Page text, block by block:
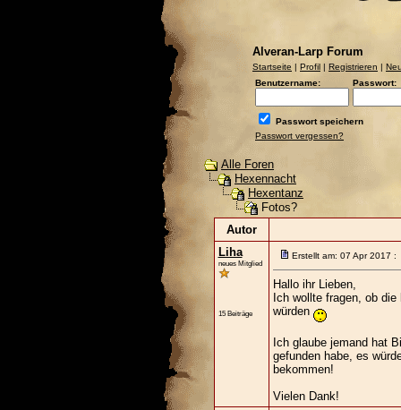
Alveran-Larp Forum
Startseite | Profil | Registrieren |
Benutzername:
Passwort:
Passwort speichern
Passwort vergessen?
Alle Foren
Hexennacht
Hexentanz
Fotos?
Autor
Liha
neues Mitglied
15 Beiträge
Erstellt am: 07 Apr 2017
Hallo ihr Lieben,
Ich wollte fragen, ob
würden
Ich glaube jemand hat
gefunden habe, es
bekommen!
Vielen Dank!